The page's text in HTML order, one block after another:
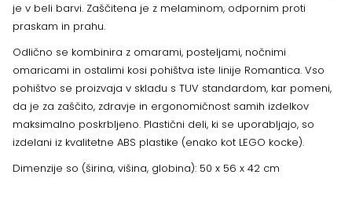
je v beli barvi. Zaščitena je z melaminom, odpornim proti
praskam in prahu.
Odlično se kombinira z omarami, posteljami, nočnimi
omaricami in ostalimi kosi pohištva iste linije Romantica. Vso
pohištvo se proizvaja v skladu s TUV standardom, kar pomeni,
da je za zaščito, zdravje in ergonomičnost samih izdelkov
maksimalno poskrbljeno. Plastični deli, ki se uporabljajo, so
izdelani iz kvalitetne ABS plastike (enako kot LEGO kocke).
Dimenzije so (širina, višina, globina): 50 x 56 x 42 cm